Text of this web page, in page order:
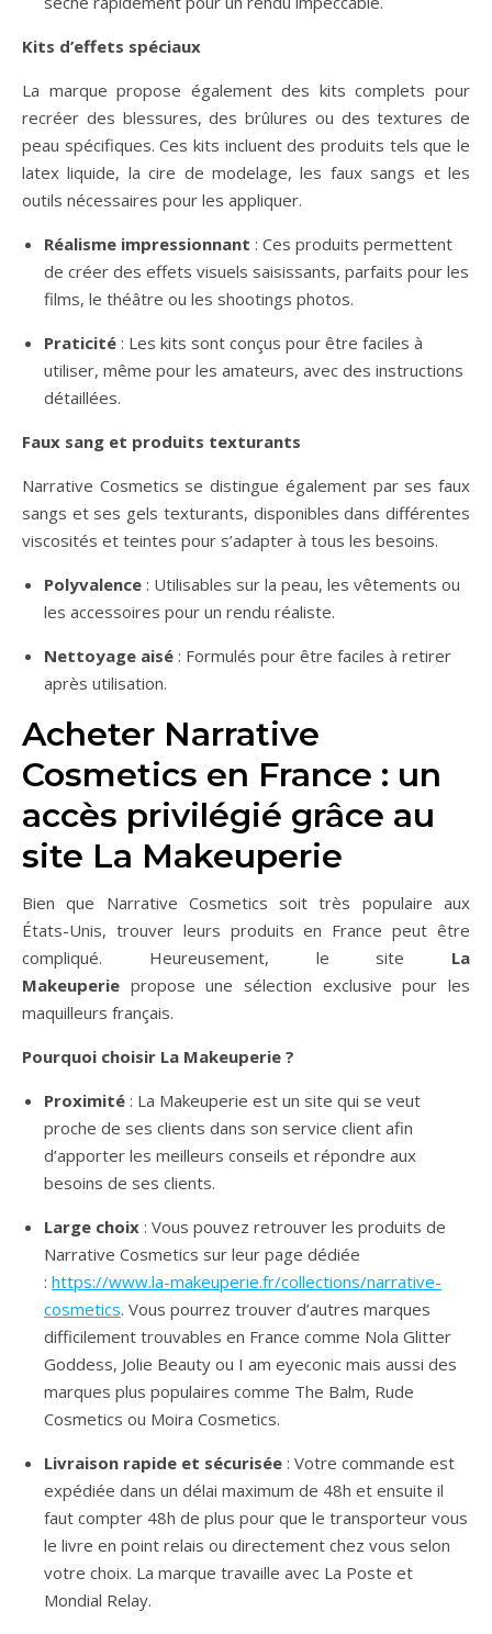
Kits d’effets spéciaux
La marque propose également des kits complets pour
recréer des blessures, des brûlures ou des textures de
peau spécifiques. Ces kits incluent des produits tels que le
latex liquide, la cire de modelage, les faux sangs et les
outils nécessaires pour les appliquer.
Réalisme impressionnant : Ces produits permettent
de créer des effets visuels saisissants, parfaits pour les
films, le théâtre ou les shootings photos.
Praticité : Les kits sont conçus pour être faciles à
utiliser, même pour les amateurs, avec des instructions
détaillées.
Faux sang et produits texturants
Narrative Cosmetics se distingue également par ses faux
sangs et ses gels texturants, disponibles dans différentes
viscosités et teintes pour s’adapter à tous les besoins.
Polyvalence : Utilisables sur la peau, les vêtements ou
les accessoires pour un rendu réaliste.
Nettoyage aisé : Formulés pour être faciles à retirer
après utilisation.
Acheter Narrative
Cosmetics en France : un
accès privilégié grâce au
site La Makeuperie
Bien que Narrative Cosmetics soit très populaire aux
États-Unis, trouver leurs produits en France peut être
compliqué. Heureusement, le site La
Makeuperie propose une sélection exclusive pour les
maquilleurs français.
Pourquoi choisir La Makeuperie ?
Proximité : La Makeuperie est un site qui se veut
proche de ses clients dans son service client afin
d’apporter les meilleurs conseils et répondre aux
besoins de ses clients.
Large choix : Vous pouvez retrouver les produits de
Narrative Cosmetics sur leur page dédiée
: https://www.la-makeuperie.fr/collections/narrative-
cosmetics. Vous pourrez trouver d’autres marques
difficilement trouvables en France comme Nola Glitter
Goddess, Jolie Beauty ou I am eyeconic mais aussi des
marques plus populaires comme The Balm, Rude
Cosmetics ou Moira Cosmetics.
Livraison rapide et sécurisée : Votre commande est
expédiée dans un délai maximum de 48h et ensuite il
faut compter 48h de plus pour que le transporteur vous
le livre en point relais ou directement chez vous selon
votre choix. La marque travaille avec La Poste et
Mondial Relay.